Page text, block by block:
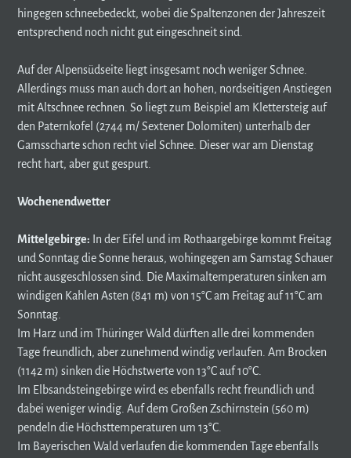
hingegen schneebedeckt, wobei die Spaltenzonen der Jahreszeit
entsprechend noch nicht gut eingeschneit sind.
Auf der Alpensüdseite liegt insgesamt noch weniger Schnee.
Allerdings muss man auch dort an hohen, nordseitigen Anstiegen
mit Altschnee rechnen. So liegt zum Beispiel am Klettersteig auf
den Paternkofel (2744 m/ Sextener Dolomiten) unterhalb der
Gamsscharte schon recht viel Schnee. Dieser war am Dienstag
recht hart, aber gut gespurt.
Wochenendwetter
Mittelgebirge: In der Eifel und im Rothaargebirge kommt Freitag
und Sonntag die Sonne heraus, wohingegen am Samstag Schauer
nicht ausgeschlossen sind. Die Maximaltemperaturen sinken am
windigen Kahlen Asten (841 m) von 15°C am Freitag auf 11°C am
Sonntag.
Im Harz und im Thüringer Wald dürften alle drei kommenden
Tage freundlich, aber zunehmend windig verlaufen. Am Brocken
(1142 m) sinken die Höchstwerte von 13°C auf 10°C.
Im Elbsandsteingebirge wird es ebenfalls recht freundlich und
dabei weniger windig. Auf dem Großen Zschirnstein (560 m)
pendeln die Höchsttemperaturen um 13°C.
Im Bayerischen Wald verlaufen die kommenden Tage ebenfalls